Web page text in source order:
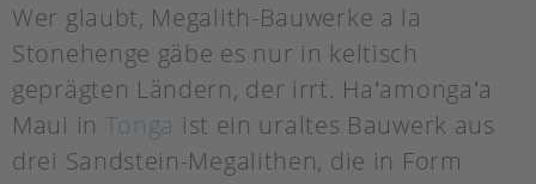
Wer glaubt, Megalith-Bauwerke a la
Stonehenge gäbe es nur in keltisch
geprägten Ländern, der irrt. Haʻamongaʻa
Maui in Tonga ist ein uraltes Bauwerk aus
drei Sandstein-Megalithen, die in Form